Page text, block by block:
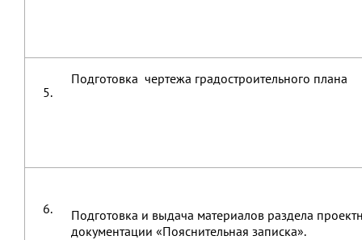
5.
Подготовка чертежа градостроительного плана
6.
Подготовка и выдача материалов раздела
документации «Пояснительная записка».